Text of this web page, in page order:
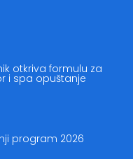
otkriva formulu za
i spa opuštanje
program 2026